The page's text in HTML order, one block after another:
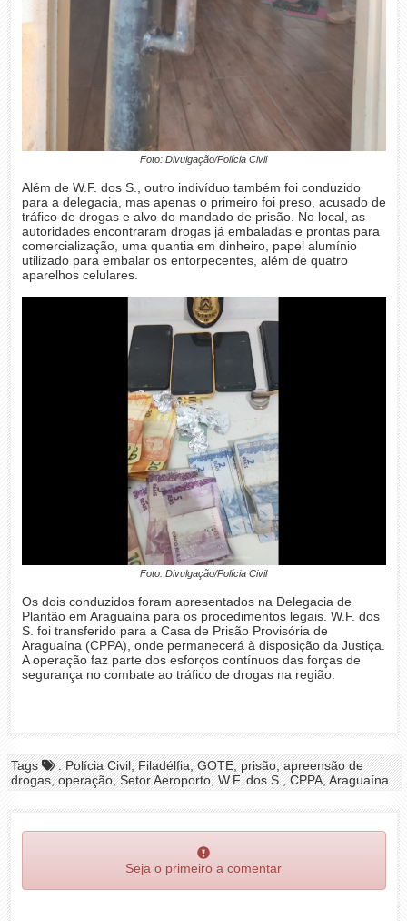
Foto: Divulgação/Polícia Civil
Além de W.F. dos S., outro indivíduo também foi conduzido
para a delegacia, mas apenas o primeiro foi preso, acusado de
tráfico de drogas e alvo do mandado de prisão. No local, as
autoridades encontraram drogas já embaladas e prontas para
comercialização, uma quantia em dinheiro, papel alumínio
utilizado para embalar os entorpecentes, além de quatro
aparelhos celulares.
Foto: Divulgação/Polícia Civil
Os dois conduzidos foram apresentados na Delegacia de
Plantão em Araguaína para os procedimentos legais. W.F. dos
S. foi transferido para a Casa de Prisão Provisória de
Araguaína (CPPA), onde permanecerá à disposição da Justiça.
A operação faz parte dos esforços contínuos das forças de
segurança no combate ao tráfico de drogas na região.
Tags
: Polícia Civil, Filadélfia, GOTE, prisão, apreensão de
drogas, operação, Setor Aeroporto, W.F. dos S., CPPA, Araguaína
Seja o primeiro a comentar